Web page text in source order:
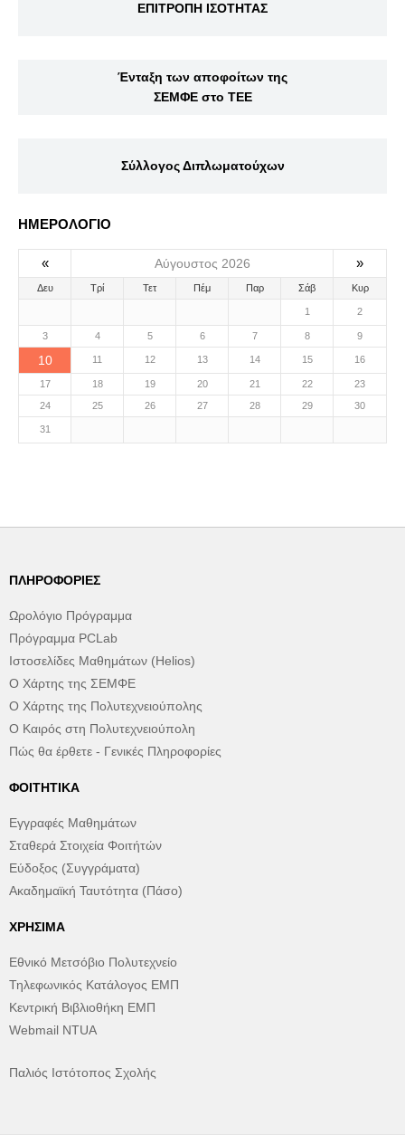
ΕΠΙΤΡΟΠΗ ΙΣΟΤΗΤΑΣ
Ένταξη των αποφοίτων της
ΣΕΜΦΕ στο ΤΕΕ
Σύλλογος Διπλωματούχων
ΗΜΕΡΟΛΟΓΙΟ
« Αύγουστος 2026 »
Δευ Τρί Τετ Πέμ Παρ Σάβ Κυρ
1 2
3 4 5 6 7 8 9
10 11 12 13 14 15 16
17 18 19 20 21 22
23
24
25 26 27 28 29 30
31
ΠΛΗΡΟΦΟΡΊΕΣ
Ωρολόγιο Πρόγραμμα
Πρόγραμμα PCLab
Ιστοσελίδες Μαθημάτων (Helios)
Ο Χάρτης της ΣΕΜΦΕ
Ο Χάρτης της Πολυτεχνειούπολης
Ο Καιρός στη Πολυτεχνειούπολη
Πώς θα έρθετε - Γενικές Πληροφορίες
ΦΟΙΤΗΤΙΚΆ
Εγγραφές Μαθημάτων
Σταθερά Στοιχεία Φοιτήτών
Εύδοξος (Συγγράματα)
Ακαδημαϊκή Ταυτότητα (Πάσο)
ΧΡΉΣΙΜΑ
Εθνικό Μετσόβιο Πολυτεχνείο
Τηλεφωνικός Κατάλογος ΕΜΠ
Κεντρική Βιβλιοθήκη ΕΜΠ
Webmail NTUA
Παλιός Ιστότοπος Σχολής